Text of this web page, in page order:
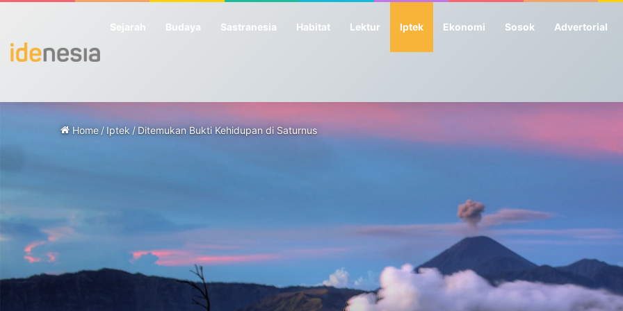
Sejarah Budaya Sastranesia Habitat Lektur Iptek Ekonomi Sosok Advertorial
Home /Iptek /Ditemukan Bukti Kehidupan di Saturnus